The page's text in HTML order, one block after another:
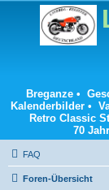
Breganze•
Kalenderbilder•
Retro Classic
70
FAQ
Foren-Übersicht